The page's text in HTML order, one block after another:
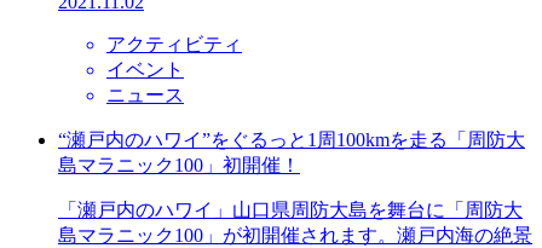
アクティビティ
イベント
ニュース
“瀬戸内のハワイ”をぐるっと1周100kmを走る「周防大
島マラニック100」初開催！
「瀬戸内のハワイ」山口県周防大島を舞台に「周防大
島マラニック100」が初開催されます。瀬戸内海の絶景